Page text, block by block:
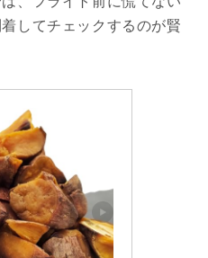
してチェックするのが賢